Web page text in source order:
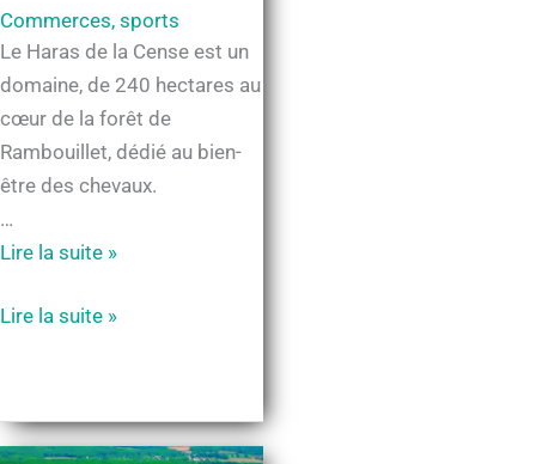
Commerces, sports
Le Haras de la Cense est un
domaine, de 240 hectares au
cœur de la forêt de
Rambouillet, dédié au bien-
être des chevaux.
…
Le
de
Lire la suite »
Le
la
Cense
Lire la suite »